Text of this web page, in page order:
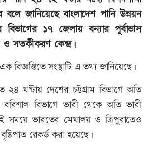
জানিয়েছে বাংলাদেশ পানি উন্নয়ন
১৭ জেলায় বন্যার পূর্বাভাস
ও সতর্কীকরণ কেন্দ্র।
বিজ্ঞপ্তিতে সংস্থাটি এ তথ্য জানিয়েছে।
২৪ ঘণ্টায় দেশের চট্টগ্রাম বিভাগে অতি
বিভাগে ভারী থেকে অতি ভারী
সময়ে ভারতের মেঘালয় ও ত্রিপুরাতেও
রেকর্ড করা হয়েছে।